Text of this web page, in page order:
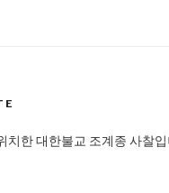
치한 대한불교 조계종 사찰